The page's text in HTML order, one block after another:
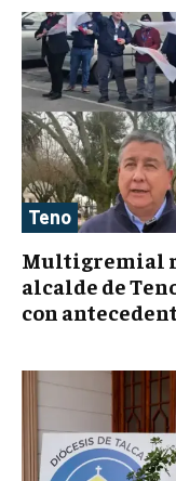
Teno
Multigremial
alcalde de
con